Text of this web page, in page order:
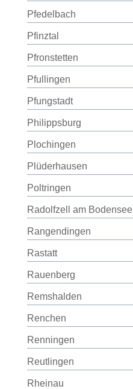
Pfedelbach
Pfinztal
Pfronstetten
Pfullingen
Pfungstadt
Philippsburg
Plochingen
Plüderhausen
Poltringen
Radolfzell am Bodensee
Rangendingen
Rastatt
Rauenberg
Remshalden
Renchen
Renningen
Reutlingen
Rheinau